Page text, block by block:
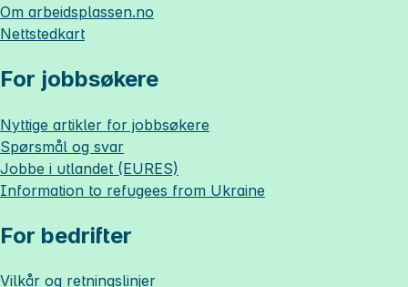
Om arbeidsplassen.no
Nettstedkart
For jobbsøkere
Nyttige artikler for jobbsøkere
Spørsmål og svar
Jobbe i utlandet (EURES)
Information to refugees from Ukraine
For bedrifter
Vilkår og retningslinjer